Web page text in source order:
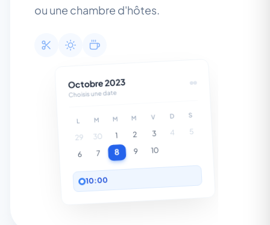
ou une chambre d'hôtes.
Octobre 2023
Choisis une date
L M M M V D S
29 30 1 2 3 4 5
6 7 8 9 10
10:00